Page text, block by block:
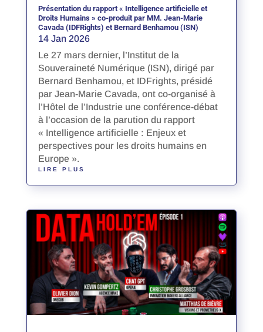
Présentation du rapport « Intelligence artificielle et
Droits Humains » co-produit par MM. Jean-Marie
Cavada (IDFRights) et Bernard Benhamou (ISN)
14 Jan 2026
Le 27 mars dernier, l’Institut de la
Souveraineté Numérique (ISN), dirigé par
Bernard Benhamou, et IDFrights, présidé
par Jean-Marie Cavada, ont co-organisé à
l’Hôtel de l’Industrie une conférence-débat
à l’occasion de la parution du rapport
« Intelligence artificielle : Enjeux et
perspectives pour les droits humains en
Europe ».
LIRE PLUS